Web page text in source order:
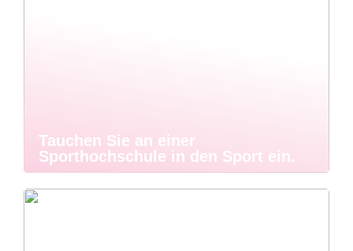
Tauchen Sie an einer
Sporthochschule in den Sport ein.